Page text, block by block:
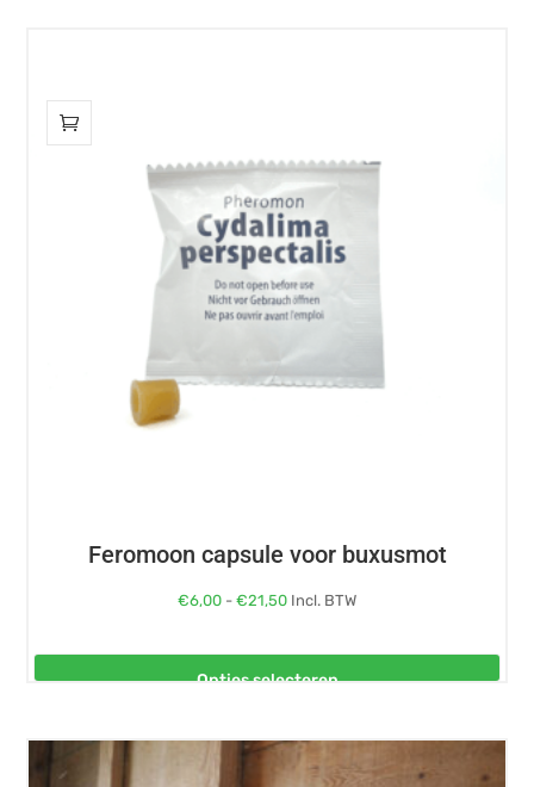
Feromoon capsule voor buxusmot
€6,00 - €21,50Prijsklasse:
Incl. BTW
Opties selecteren
heeft
meerdere
productpagina